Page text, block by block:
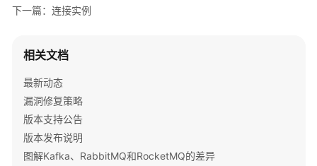
使
DMS
RocketMQ
的
限
购
下一篇：连接实例
相关文档
最新动态
漏洞修复策略
版本支持公告
版本发布说明
图解Kafka、RabbitMQ和RocketMQ的差异